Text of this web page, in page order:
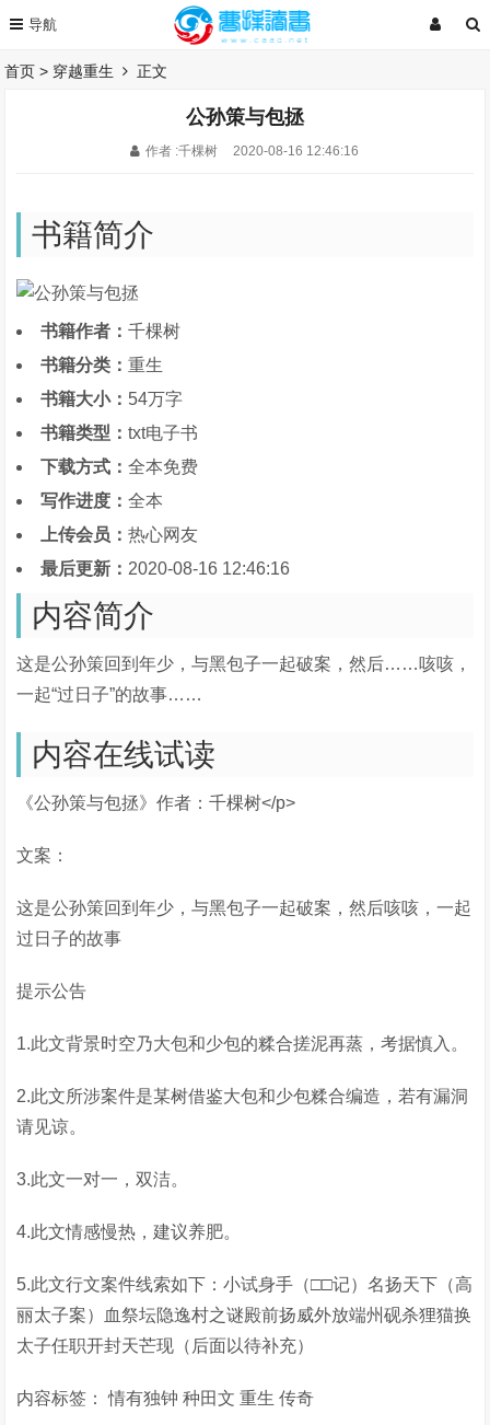
首页 > 穿越重生 正文
公孙策与包拯
作者 :千棵树 2020-08-16 12:46:16
书籍简介
书籍作者：千棵树
书籍分类：重生
书籍大小： 54万字
书籍类型：txt电子书
下载方式：全本免费
写作进度：全本
上传会员：热心网友
最后更新： 2020-08-16 12:46:16
内容简介
这是公孙策回到年少，与黑包子一起破案，然后……咳咳，
一起“过日子”的故事……
内容在线试读
《公孙策与包拯》作者：千棵树</p>
文案：
这是公孙策回到年少，与黑包子一起破案，然后咳咳，一起
过日子的故事
提示公告
1.此文背景时空乃大包和少包的糅合搓泥再蒸，考据慎入。
2.此文所涉案件是某树借鉴大包和少包糅合编造，若有漏洞
请见谅。
3.此文一对一，双洁。
4.此文情感慢热，建议养肥。
5.此文行文案件线索如下：小试身手（□□记）名扬天下（高
丽太子案）血祭坛隐逸村之谜殿前扬威外放端州砚杀狸猫换
太子任职开封天芒现（后面以待补充）
内容标签： 情有独钟 种田文 重生 传奇